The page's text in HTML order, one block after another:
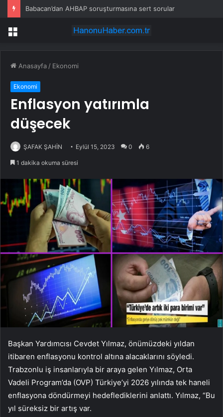
Babacan’dan AHBAP soruşturmasına sert sorular
Menü
Anasayfa / Ekonomi
Ekonomi
Enflasyon yatırımla
düşecek
ŞAFAK ŞAHİN Eylül 15, 2023 0 6
1 dakika okuma süresi
Başkan Yardımcısı Cevdet Yılmaz, önümüzdeki yıldan
itibaren enflasyonu kontrol altına alacaklarını söyledi.
Trabzonlu iş insanlarıyla bir araya gelen Yılmaz, Orta
Vadeli Program’da (OVP) Türkiye’yi 2026 yılında tek haneli
enflasyona döndürmeyi hedeflediklerini anlattı. Yılmaz, “Bu
yıl süreksiz bir artış var.